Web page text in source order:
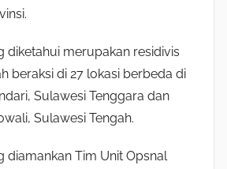
diketahui merupakan residivis
beraksi di 27 lokasi berbeda di
Sulawesi Tenggara dan
Sulawesi Tengah.
diamankan Tim Unit Opsnal